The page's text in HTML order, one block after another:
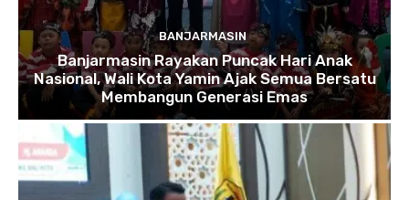
BANJARMASIN
Banjarmasin Rayakan Puncak Hari Anak
Nasional, Wali Kota Yamin Ajak Semua Bersatu
Membangun Generasi Emas